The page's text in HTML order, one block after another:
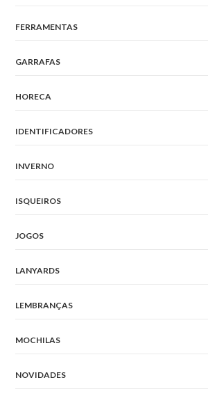
FERRAMENTAS
GARRAFAS
HORECA
IDENTIFICADORES
INVERNO
ISQUEIROS
JOGOS
LANYARDS
LEMBRANÇAS
MOCHILAS
NOVIDADES